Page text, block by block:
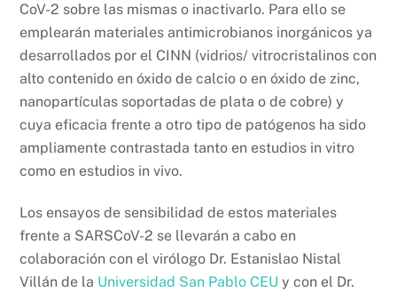
CoV-2 sobre las mismas o inactivarlo. Para ello se
emplearán materiales antimicrobianos inorgánicos ya
desarrollados por el CINN (vidrios/ vitrocristalinos con
alto contenido en óxido de calcio o en óxido de zinc,
nanopartículas soportadas de plata o de cobre) y
cuya eficacia frente a otro tipo de patógenos ha sido
ampliamente contrastada tanto en estudios in vitro
como en estudios in vivo.
Los ensayos de sensibilidad de estos materiales
frente a SARSCoV-2 se llevarán a cabo en
colaboración con el virólogo Dr. Estanislao Nistal
Villán de la Universidad San Pablo CEU y con el Dr.